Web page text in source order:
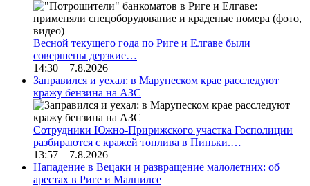
Весной текущего года по Риге и Елгаве были
совершены дерзкие…
14:30 7.8.2026
Заправился и уехал: в Марупеском крае расследуют
кражу бензина на АЗС
Сотрудники Южно-Пририжского участка Госполиции
разбираются с кражей топлива в Пиньки.…
13:57 7.8.2026
Нападение в Вецаки и развращение малолетних: об
арестах в Риге и Малпилсе